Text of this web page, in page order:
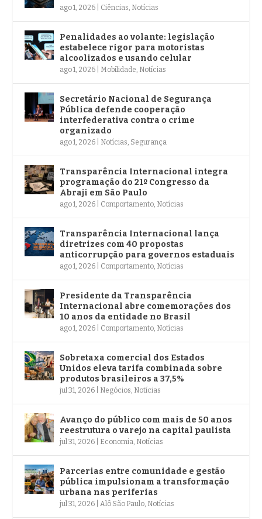
ago 1, 2026 Ciências, Notícias
Penalidades ao volante: legislação
estabelece rigor para motoristas
alcoolizados e usando celular
ago 1, 2026 Mobilidade, Notícias
Secretário Nacional de Segurança
Pública defende cooperação
interfederativa contra o crime
organizado
ago 1, 2026 Notícias, Segurança
Transparência Internacional integra
programação do 21º Congresso da
Abraji em São Paulo
ago 1, 2026 Comportamento, Notícias
Transparência Internacional lança
diretrizes com 40 propostas
anticorrupção para governos estaduais
ago 1, 2026 Comportamento, Notícias
Presidente da Transparência
Internacional abre comemorações dos
10 anos da entidade no Brasil
ago 1, 2026 Comportamento, Notícias
Sobretaxa comercial dos Estados
Unidos eleva tarifa combinada sobre
produtos brasileiros a 37,5%
jul 31, 2026 Negócios, Notícias
Avanço do público com mais de 50 anos
reestrutura o varejo na capital paulista
jul 31, 2026 Economia, Notícias
Parcerias entre comunidade e gestão
pública impulsionam a transformação
urbana nas periferias
jul 31, 2026 |Alô São Paulo, Notícias